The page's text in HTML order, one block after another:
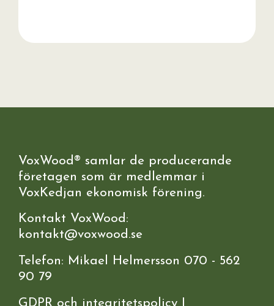
VoxWood® samlar de producerande
företagen som är medlemmar i
VoxKedjan ekonomisk förening.
Kontakt VoxWood:
kontakt@voxwood.se
Telefon: Mikael Helmersson 070 - 562
90 79
GDPR och integritetspolicy